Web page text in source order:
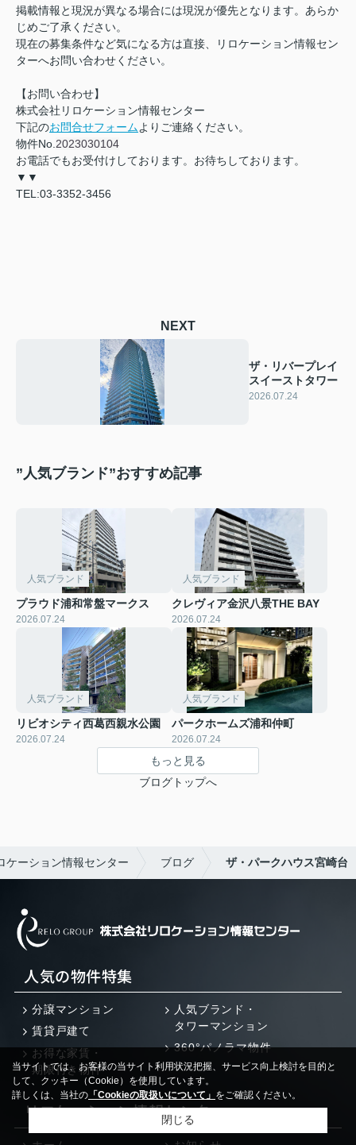
掲載情報と現況が異なる場合には現況が優先となります。あらか
じめご了承ください。
現在の募集条件など気になる方は直接、リロケーション情報セン
ターへお問い合わせください。
【お問い合わせ】
株式会社リロケーション情報センター
下記のお問合せフォームよりご連絡ください。
物件No. 2023030104
お電話でもお受付けしております。お待ちしております。
▼▼
TEL:03-3352-3456
NEXT
ザ・リバープレイ
スイーストタワー
2026.07.24
”人気ブランド”おすすめ記事
人気ブランド
プラウド浦和常盤マークス
2026.07.24
人気ブランド
クレヴィア金沢八景THE BAY
2026.07.24
人気ブランド
リビオシティ西葛西親水公園
2026.07.24
人気ブランド
パークホームズ浦和仲町
2026.07.24
もっと見る
ブログトップへ
ケーション情報センター ブログ ザ・パークハウス宮崎台
人気の物件特集
分譲マンション
賃貸戸建て
お得な家賃・
期限付き物件
人気ブランド・
タワーマンション
360°パノラマ物件
リロケーション情報センター
当サイトでは、お客様の当サイト利用状況把握、サービス向上検討を目的と
して、クッキー（Cookie）を使用しています。
詳しくは、当社の 「Cookieの取扱いについて」 をご確認ください。
閉じる